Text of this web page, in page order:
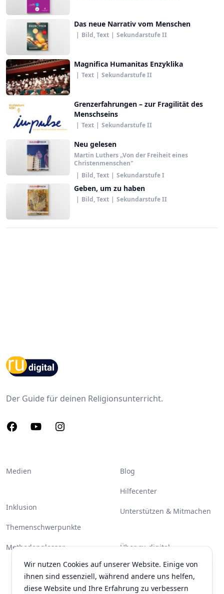
Das neue Narrativ vom Menschen
| Bild, Text | Sekundarstufe II
Magnifica Humanitas Enzyklika
| Text | Sekundarstufe II
Grenzerfahrungen – zur Fragilität des
Menschseins
| Text | Sekundarstufe II
Neu gelesen
Martin Luthers „Von der Freiheit eines
Christenmenschen"
| Bild, Text | Sekundarstufe I
Geben, um zu haben
| Bild, Text | Sekundarstufe II
Wir nutzen Cookies auf unserer Website. Einige von
ihnen sind essenziell, während andere uns helfen,
diese Website und Ihre Erfahrung zu verbessern
Footer
Der Guide für deinen Religionsunterricht.
FacebookYoutubeInstagram
Medien
Inklusion
Themenschwerpunkte
Methodenglossar
Blog
Hilfecenter
Unterstützen & Mitmachen
Über ru-digital
Partner & Unterstützer
Kontakt